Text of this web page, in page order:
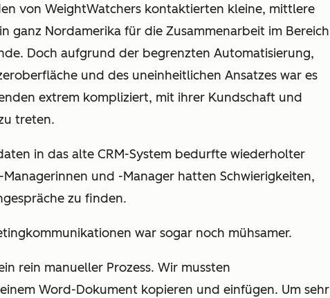
von WeightWatchers kontaktierten kleine, mittlere
ganz Nordamerika für die Zusammenarbeit im Bereich
Doch aufgrund der begrenzten Automatisierung,
und des uneinheitlichen Ansatzes war es
extrem kompliziert, mit ihrer Kundschaft und
treten.
in das alte CRM-System bedurfte wiederholter
und -Manager hatten Schwierigkeiten,
zu finden.
war sogar noch mühsamer.
rein manueller Prozess. Wir mussten
Word-Dokument kopieren und einfügen. Um sehr